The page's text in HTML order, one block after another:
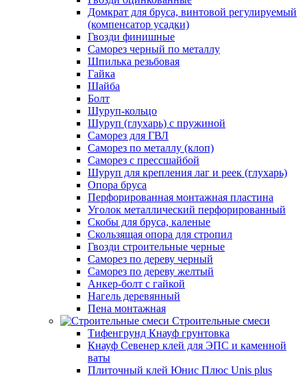
Домкрат для бруса, винтовой регулируемый
(компенсатор усадки)
Гвозди финишные
Саморез черный по металлу
Шпилька резьбовая
Гайка
Шайба
Болт
Шуруп-кольцо
Шуруп (глухарь) с пружиной
Саморез для ГВЛ
Саморез по металлу (клоп)
Саморез с прессшайбой
Шуруп для крепления лаг и реек (глухарь)
Опора бруса
Перфорированная монтажная пластина
Уголок металлический перфорированный
Скобы для бруса, каленые
Скользящая опора для стропил
Гвозди строительные черные
Саморез по дереву черный
Саморез по дереву желтый
Анкер-болт с гайкой
Нагель деревянный
Пена монтажная
Строительные смеси
Тифенгрунд Кнауф грунтовка
Кнауф Севенер клей для ЭПС и каменной
ваты
Плиточный клей Юнис Плюс Unis plus